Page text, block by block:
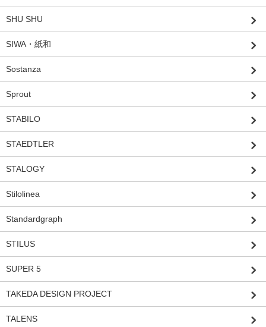
SHU SHU
SIWA・紙和
Sostanza
Sprout
STABILO
STAEDTLER
STALOGY
Stilolinea
Standardgraph
STILUS
SUPER 5
TAKEDA DESIGN PROJECT
TALENS